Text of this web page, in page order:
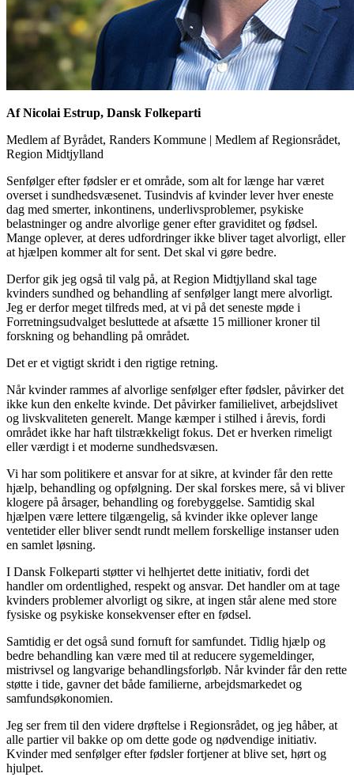
Af Nicolai Estrup, Dansk Folkeparti
Medlem af Byrådet, Randers Kommune | Medlem af Regionsrådet,
Region Midtjylland
Senfølger efter fødsler er et område, som alt for længe har været
overset i sundhedsvæsenet. Tusindvis af kvinder lever hver eneste
dag med smerter, inkontinens, underlivsproblemer, psykiske
belastninger og andre alvorlige gener efter graviditet og fødsel.
Mange oplever, at deres udfordringer ikke bliver taget alvorligt, eller
at hjælpen kommer alt for sent. Det skal vi gøre bedre.
Derfor gik jeg også til valg på, at Region Midtjylland skal tage
kvinders sundhed og behandling af senfølger langt mere alvorligt.
Jeg er derfor meget tilfreds med, at vi på det seneste møde i
Forretningsudvalget besluttede at afsætte 15 millioner kroner til
forskning og behandling på området.
Det er et vigtigt skridt i den rigtige retning.
Når kvinder rammes af alvorlige senfølger efter fødsler, påvirker det
ikke kun den enkelte kvinde. Det påvirker familielivet, arbejdslivet
og livskvaliteten generelt. Mange kæmper i stilhed i årevis, fordi
området ikke har haft tilstrækkeligt fokus. Det er hverken rimeligt
eller værdigt i et moderne sundhedsvæsen.
Vi har som politikere et ansvar for at sikre, at kvinder får den rette
hjælp, behandling og opfølgning. Der skal forskes mere, så vi bliver
klogere på årsager, behandling og forebyggelse. Samtidig skal
hjælpen være lettere tilgængelig, så kvinder ikke oplever lange
ventetider eller bliver sendt rundt mellem forskellige instanser uden
en samlet løsning.
I Dansk Folkeparti støtter vi helhjertet dette initiativ, fordi det
handler om ordentlighed, respekt og ansvar. Det handler om at tage
kvinders problemer alvorligt og sikre, at ingen står alene med store
fysiske og psykiske konsekvenser efter en fødsel.
Samtidig er det også sund fornuft for samfundet. Tidlig hjælp og
bedre behandling kan være med til at reducere sygemeldinger,
mistrivsel og langvarige behandlingsforløb. Når kvinder får den rette
støtte i tide, gavner det både familierne, arbejdsmarkedet og
samfundsøkonomien.
Jeg ser frem til den videre drøftelse i Regionsrådet, og jeg håber, at
alle partier vil bakke op om dette gode og nødvendige initiativ.
Kvinder med senfølger efter fødsler fortjener at blive set, hørt og
hjulpet.